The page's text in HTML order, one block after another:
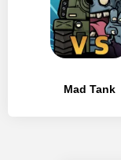
Mad Tank